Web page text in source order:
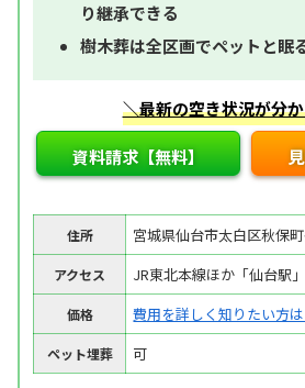
り継承できる
樹木葬は全区画でペットと眠
＼最新の空き状況が分
資料請求【無料】
住所 宮城県仙台市太白区秋保
アクセス JR東北本線ほか「仙台駅
価格 費用を詳しく知りたい方
ペット埋葬 可